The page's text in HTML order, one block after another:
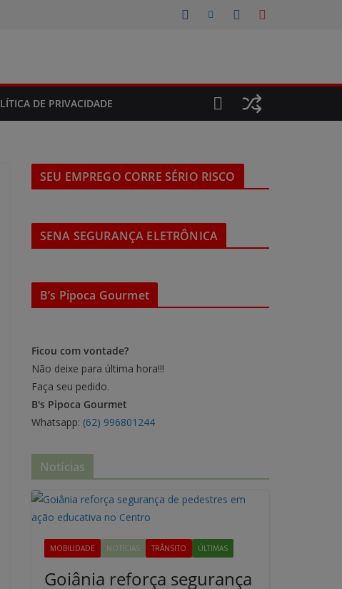
DE PRIVACIDADE
SEU EMPREGO CORRE SÉRIO RISCO
SENA SEGURANÇA ELETRÔNICA
B’s Pipoca Gourmet
Ficou com vontade?
Não deixe para última hora!!!
Faça seu pedido.
B's Pipoca Gourmet
Whatsapp: (62) 996801244
Notícias
MOBILIDADE NOTÍCIAS TRÂNSITO ÚLTIMAS
Goiânia reforça segurança